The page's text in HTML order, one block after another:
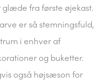
glæde fra første øjekast.
er så stemningsfuld,
i enhver af
og buketter.
også højsæson for